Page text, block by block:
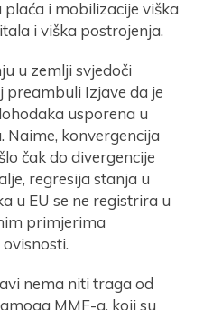
i mobilizacije viška
i viška postrojenja.
u zemlji svjedoči
preambuli Izjave da je
usporena u
Naime, konvergencija
čak do divergencije
regresija stanja u
u EU se ne registrira u
primjerima
nema niti traga od
MMF-a, koji su